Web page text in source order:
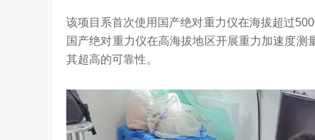
该项目系首次使用国产绝对重力仪在海拔超过
国产绝对重力仪在高海拔地区开展重力加速度
其超高的可靠性。